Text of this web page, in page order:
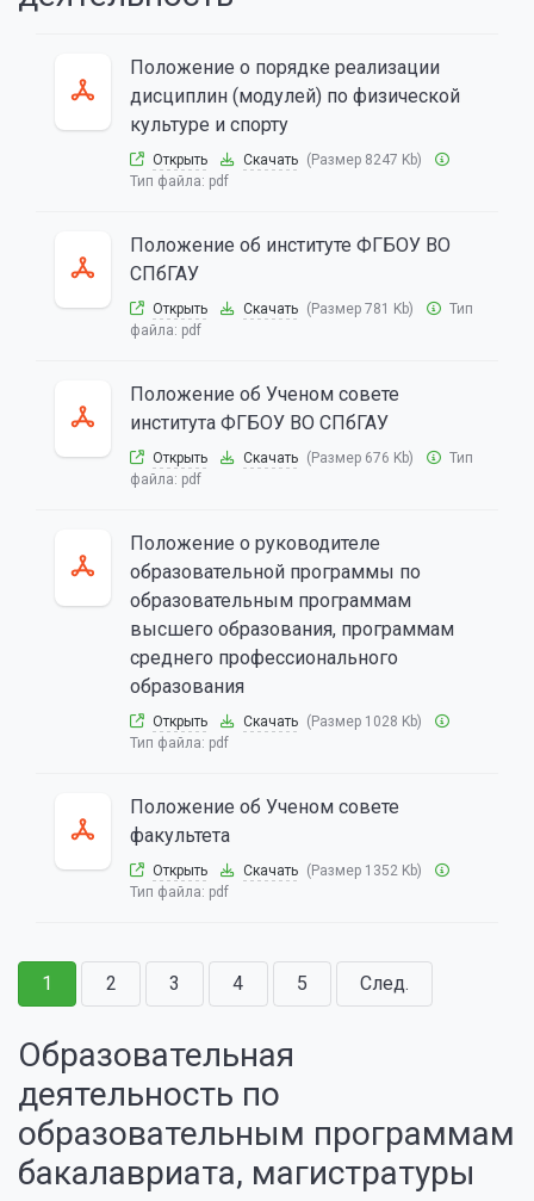
Положение о порядке реализации
дисциплин (модулей) по физической
культуре и спорту
Открыть Скачать (Размер 8247 Kb)
Тип файла: pdf
Положение об институте ФГБОУ ВО
СПбГАУ
Открыть Скачать (Размер 781 Kb)
Тип
файла: pdf
Положение об Ученом совете
института ФГБОУ ВО СПбГАУ
Открыть Скачать (Размер 676 Kb)
Тип
файла: pdf
Положение о руководителе
образовательной программы по
образовательным программам
высшего образования, программам
среднего профессионального
образования
Открыть Скачать (Размер 1028 Kb)
Тип файла: pdf
Положение об Ученом совете
факультета
Открыть Скачать (Размер 1352 Kb)
Тип файла: pdf
1 2 3 4 5 След.
Образовательная
деятельность по
образовательным программам
бакалавриата, магистратуры